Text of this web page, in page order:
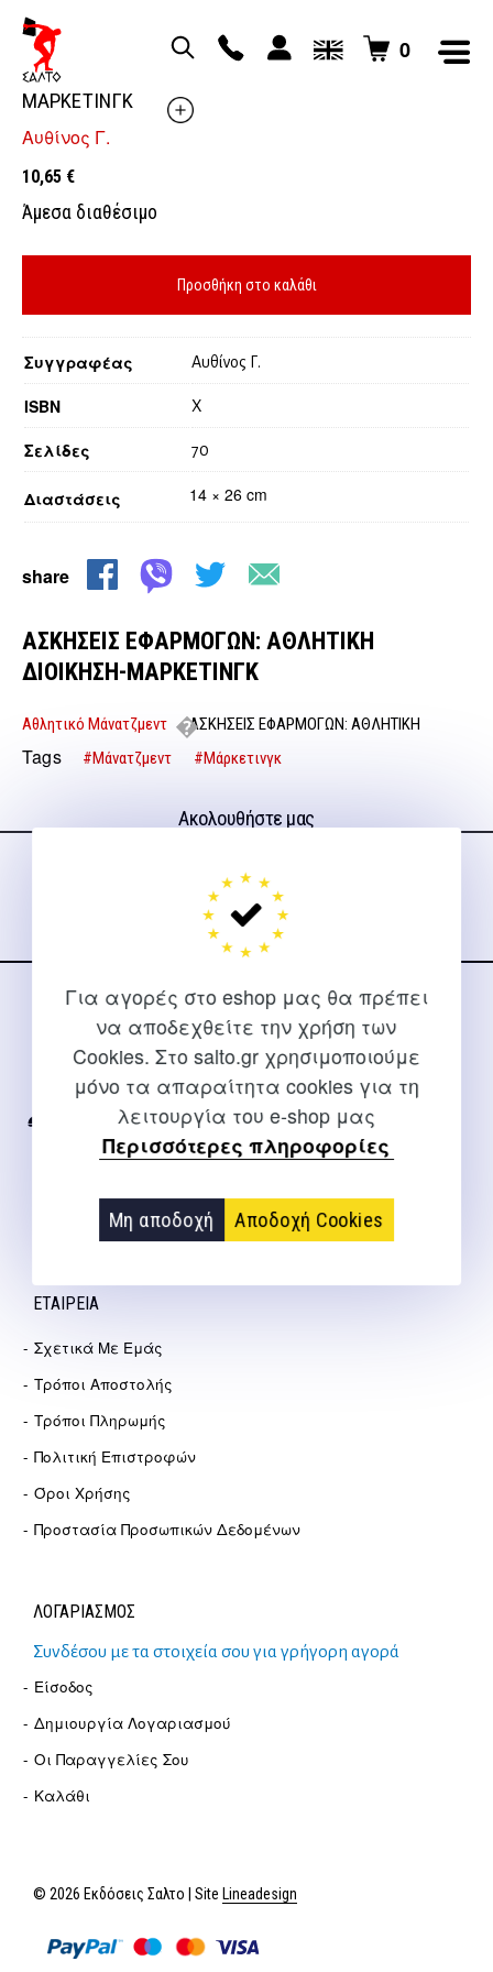
Για αγορές στο eshop μας θα πρέπει
να αποδεχθείτε την χρήση των
Cookies. Στο salto.gr χρησιμοποιούμε
μόνο τα απαραίτητα cookies για τη
λειτουργία του e-shop μας
Περισσότερες πληροφορίες
Μη αποδοχή Αποδοχή Cookies
0
ΑΣΚΗΣΕΙΣ ΕΦΑΡΜΟΓΩΝ: ΑΘΛΗΤΙΚΗ ΔΙΟΙΚΗΣΗ-
ΜΑΡΚΕΤΙΝΓΚ
Αυθίνος Γ.
10,65 €
Άμεσα διαθέσιμο
Προσθήκη στο καλάθι
Διαστάσεις 14 × 26 cm
Συγγραφέας Αυθίνος Γ.
ISBN X
Σελίδες 70
share
ΑΣΚΗΣΕΙΣ ΕΦΑΡΜΟΓΩΝ: ΑΘΛΗΤΙΚΗ
ΔΙΟΙΚΗΣΗ-ΜΑΡΚΕΤΙΝΓΚ
Αθλητικό Μάνατζμεντ
ΑΣΚΗΣΕΙΣ ΕΦΑΡΜΟΓΩΝ: ΑΘΛΗΤΙΚΗ
ΔΙΟΙΚΗΣΗ-ΜΑΡΚΕΤΙΝΓΚ
Tags #Μάνατζμεντ #Μάρκετινγκ
Ακολουθήστε μας
Για διευκρινίσεις και υποστήριξη παραγγελιών μέσω του
Internet
2310 267108
Αγγελάκη 21, Θεσσαλονίκη
ΕΤΑΙΡΕΊΑ
Σχετικά Με Εμάς
Τρόποι Αποστολής
Τρόποι Πληρωμής
Πολιτική Επιστροφών
Όροι Χρήσης
Προστασία Προσωπικών Δεδομένων
ΛΟΓΑΡΙΑΣΜΟΣ
Συνδέσου με τα στοιχεία σου για γρήγορη αγορά
Είσοδος
Δημιουργία Λογαριασμού
Οι Παραγγελίες Σου
Καλάθι
© 2026 Εκδόσεις Σαλτο | Site Lineadesign